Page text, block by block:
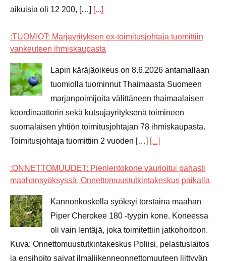
aikuisia oli 12 200, […] [...]
:TUOMIOT: Marjayrityksen ex-toimitusjohtaja tuomittiin
vankeuteen ihmiskaupasta
Lapin käräjäoikeus on 8.6.2026 antamallaan
tuomiolla tuominnut Thaimaasta Suomeen
marjanpoimijoita välittäneen thaimaalaisen
koordinaattorin sekä kutsujayrityksenä toimineen
suomalaisen yhtiön toimitusjohtajan 78 ihmiskaupasta.
Toimitusjohtaja tuomittiin 2 vuoden […] [...]
:ONNETTOMUUDET: Pienlentokone vaurioitui pahasti
maahansyöksyssä, Onnettomuustutkintakeskus paikalla
Kannonkoskella syöksyi torstaina maahan
Piper Cherokee 180 -tyypin kone. Koneessa
oli vain lentäjä, joka toimitettiin jatkohoitoon.
Kuva: Onnettomuustutkintakeskus Poliisi, pelastuslaitos
ja ensihoito saivat ilmaliikenneonnettomuuteen liittyvän